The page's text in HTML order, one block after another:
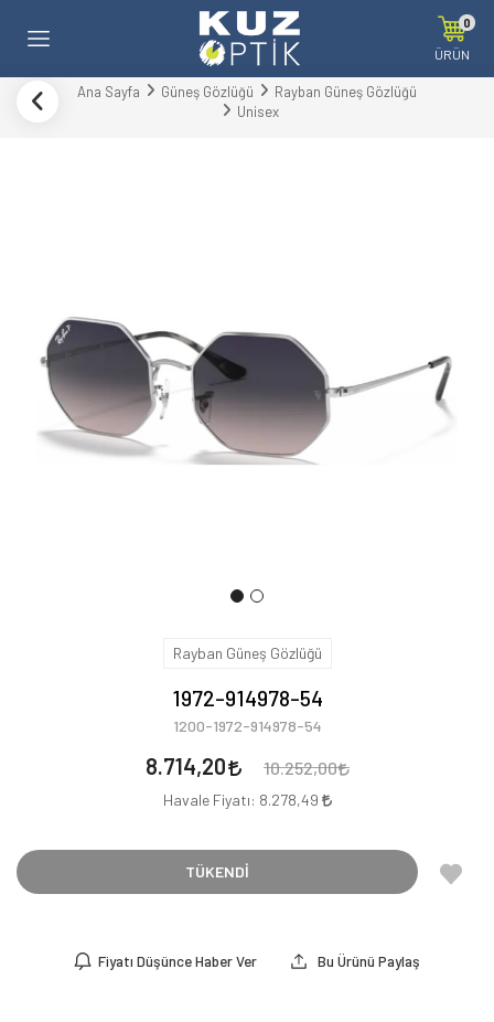
0
ÜRÜN
Ana Sayfa Güneş Gözlüğü
Rayban Güneş Gözlüğü
Unisex
Rayban Güneş Gözlüğü
1972-914978-54
1200-1972-914978-54
8.714,20 10.252,00
Havale Fiyatı: 8.278,49
TÜKENDİ
Fiyatı Düşünce Haber Ver Bu Ürünü Paylaş